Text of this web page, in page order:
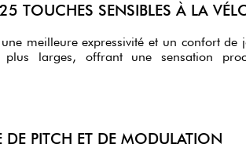
TOUCHES SENSIBLES À LA
meilleure expressivité et un confort de jeu
plus larges, offrant une sensation
DE PITCH ET DE MODULATION